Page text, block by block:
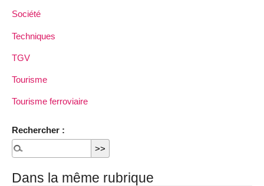
Société
Techniques
TGV
Tourisme
Tourisme ferroviaire
Rechercher :
Dans la même rubrique